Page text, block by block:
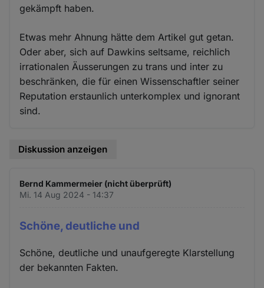
gekämpft haben.
Etwas mehr Ahnung hätte dem Artikel gut getan.
Oder aber, sich auf Dawkins seltsame, reichlich
irrationalen Äusserungen zu trans und inter zu
beschränken, die für einen Wissenschaftler seiner
Reputation erstaunlich unterkomplex und ignorant
sind.
Diskussion anzeigen
Bernd Kammermeier (nicht überprüft)
Mi. 14 Aug 2024 - 14:37
Schöne, deutliche und
Schöne, deutliche und unaufgeregte Klarstellung
der bekannten Fakten.